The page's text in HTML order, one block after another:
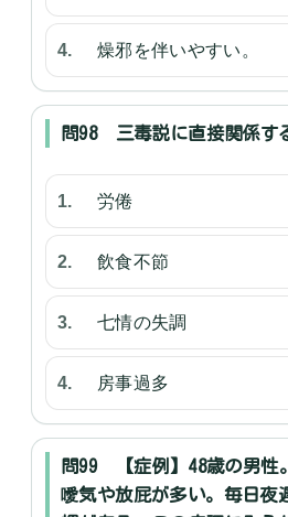
燥邪を伴いやすい。
問98 三毒説に直接関係す
労倦
飲食不節
七情の失調
房事過多
問99 【症例】48歳の男性
噯気や放屁が多い。毎日夜